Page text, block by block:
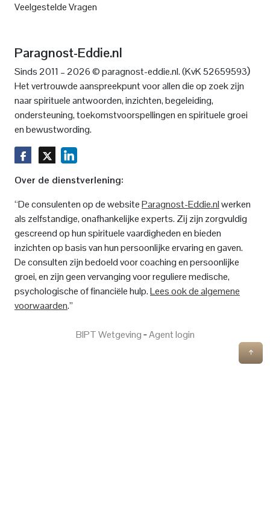
Veelgestelde Vragen
Paragnost-Eddie.nl
Sinds 2011 – 2026 © paragnost-eddie.nl. (KvK 52659593)
Het vertrouwde aanspreekpunt voor allen die op zoek zijn
naar spirituele antwoorden, inzichten, begeleiding,
ondersteuning, toekomstvoorspellingen en spirituele groei
en bewustwording.
Over de dienstverlening:
“De consulenten op de websiteParagnost-Eddie.nlwerken
als zelfstandige, onafhankelijke experts. Zij zijn zorgvuldig
gescreend op hun spirituele vaardigheden en bieden
inzichten op basis van hun persoonlijke ervaring en gaven.
De consulten zijn bedoeld voor coaching en persoonlijke
groei, en zijn geen vervanging voor reguliere medische,
psychologische of financiële hulp.Lees ook de algemene
voorwaarden.”
BIPT Wetgeving‐Agent login